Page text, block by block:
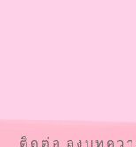
ติดต่อ ลงบทคว